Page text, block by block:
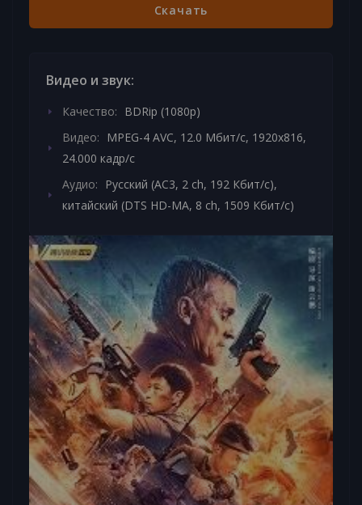
Скачать
Видео и звук:
Качество:
BDRip (1080p)
Видео:
MPEG-4 AVC, 12.0 Mбит/с, 1920x816,
24.000 кадр/с
Аудио:
Русский (AC3, 2 ch, 192 Кбит/с),
китайский (DTS HD-MA, 8 ch, 1509 Кбит/с)